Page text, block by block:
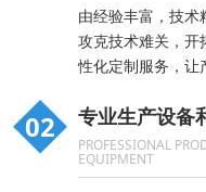
由经验丰富，技
攻克技术难关，开
性化定制服务，让
02 专业生产设备
PROFESSIONAL
EQUIPMENT